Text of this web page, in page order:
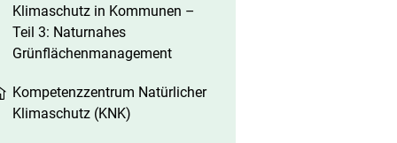
Klimaschutz in Kommunen –
Teil 3: Naturnahes
Grünflächenmanagement
Kompetenzzentrum Natürlicher
Klimaschutz (KNK)